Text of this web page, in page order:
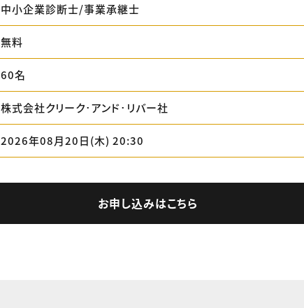
中小企業診断士/事業承継士
無料
60名
株式会社クリーク･アンド･リバー社
2026年08月20日(木) 20:30
お申し込みはこちら